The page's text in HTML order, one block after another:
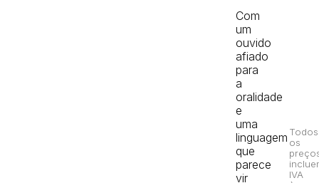
Com
um
ouvido
afiado
para
a
oralidade
e
uma
linguagem
que
parece
vir
Todos
os
IVA